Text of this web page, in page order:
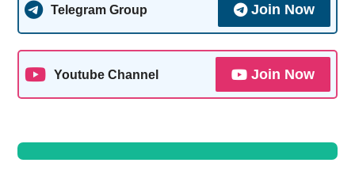
Telegram Group Join Now
Youtube Channel Join Now